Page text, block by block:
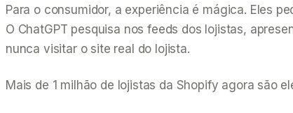
Para o consumidor, a experiência é mágica. Eles
O ChatGPT pesquisa nos feeds dos lojistas,
nunca visitar o site real do lojista.
Mais de 1 milhão de lojistas da Shopify agora são